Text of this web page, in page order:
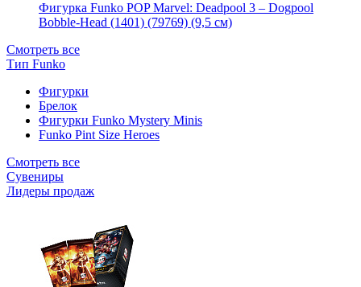
Фигурка Funko POP Marvel: Deadpool 3 – Dogpool
Bobble-Head (1401) (79769) (9,5 см)
Смотреть все
Тип Funko
Фигурки
Брелок
Фигурки Funko Mystery Minis
Funko Pint Size Heroes
Смотреть все
Сувениры
Лидеры продаж